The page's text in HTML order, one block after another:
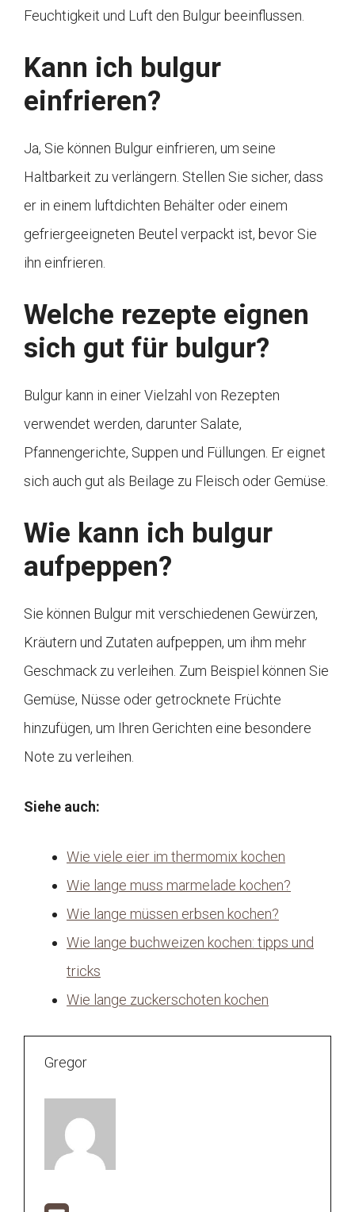
Feuchtigkeit und Luft den Bulgur beeinflussen.
Kann ich bulgur
einfrieren?
Ja, Sie können Bulgur einfrieren, um seine
Haltbarkeit zu verlängern. Stellen Sie sicher, dass
er in einem luftdichten Behälter oder einem
gefriergeeigneten Beutel verpackt ist, bevor Sie
ihn einfrieren.
Welche rezepte eignen
sich gut für bulgur?
Bulgur kann in einer Vielzahl von Rezepten
verwendet werden, darunter Salate,
Pfannengerichte, Suppen und Füllungen. Er eignet
sich auch gut als Beilage zu Fleisch oder Gemüse.
Wie kann ich bulgur
aufpeppen?
Sie können Bulgur mit verschiedenen Gewürzen,
Kräutern und Zutaten aufpeppen, um ihm mehr
Geschmack zu verleihen. Zum Beispiel können Sie
Gemüse, Nüsse oder getrocknete Früchte
hinzufügen, um Ihren Gerichten eine besondere
Note zu verleihen.
Siehe auch:
Wie viele eier im thermomix kochen
Wie lange muss marmelade kochen?
Wie lange müssen erbsen kochen?
Wie lange buchweizen kochen: tipps und
tricks
Wie lange zuckerschoten kochen
Gregor